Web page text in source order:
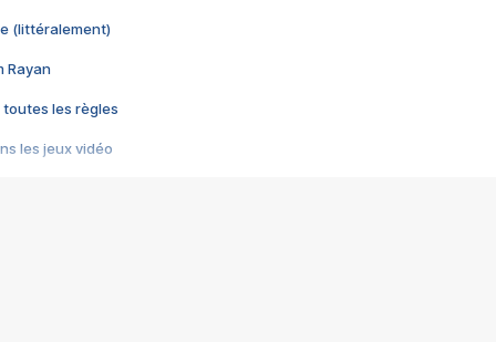
(littéralement)
Rayan
toutes les règles
les jeux vidéo